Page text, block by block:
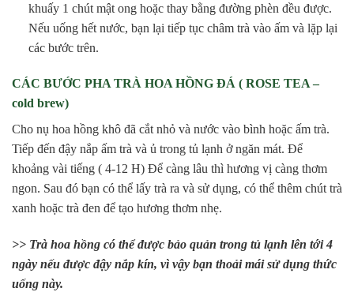
khuấy 1 chút mật ong hoặc thay bằng đường phèn đều được.
Nếu uống hết nước, bạn lại tiếp tục châm trà vào ấm và lặp lại
các bước trên.
CÁC BƯỚC PHA TRÀ HOA HỒNG ĐÁ ( ROSE TEA –
cold brew)
Cho nụ hoa hồng khô đã cắt nhỏ và nước vào bình hoặc ấm trà.
Tiếp đến đậy nắp ấm trà và ủ trong tủ lạnh ở ngăn mát. Để
khoảng vài tiếng ( 4-12 H) Để càng lâu thì hương vị càng thơm
ngon. Sau đó bạn có thể lấy trà ra và sử dụng, có thể thêm chút trà
xanh hoặc trà đen để tạo hương thơm nhẹ.
>> Trà hoa hồng có thể được bảo quản trong tủ lạnh lên tới 4
ngày nếu được đậy nắp kín, vì vậy bạn thoải mái sử dụng thức
uống này.